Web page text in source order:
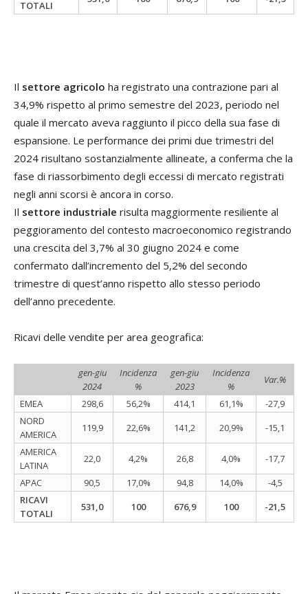
TOTALI
Il settore agricolo ha registrato una contrazione pari al
34,9% rispetto al primo semestre del 2023, periodo nel
quale il mercato aveva raggiunto il picco della sua fase di
espansione. Le performance dei primi due trimestri del
2024 risultano sostanzialmente allineate, a conferma che la
fase di riassorbimento degli eccessi di mercato registrati
negli anni scorsi è ancora in corso.
Il settore industriale risulta maggiormente resiliente al
peggioramento del contesto macroeconomico registrando
una crescita del 3,7% al 30 giugno 2024 e come
confermato dall’incremento del 5,2% del secondo
trimestre di quest’anno rispetto allo stesso periodo
dell’anno precedente.
Ricavi delle vendite per area geografica:
gen-giu
2024
Incidenza
%
gen-giu
2023
Incidenza
%
Var.%
EMEA
298,6 56,2% 414,1 61,1%
-27,9
NORD
AMERICA
119,9 22,6% 141,2 20,9%
-15,1
AMERICA
LATINA
22,0 4,2% 26,8 4,0%
-17,7
APAC
90,5 17,0% 94,8 14,0%
-4,5
RICAVI
TOTALI
531,0 100 676,9 100 -21,5